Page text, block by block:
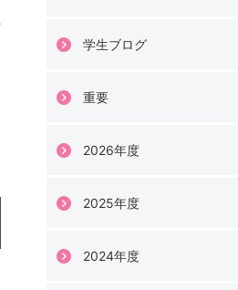
学生ブログ
重要
2026年度
2025年度
2024年度